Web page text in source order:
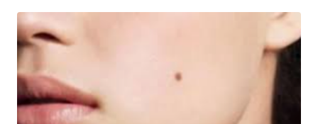
EKUIN
SAINS-TEKNO
KESEHATAN